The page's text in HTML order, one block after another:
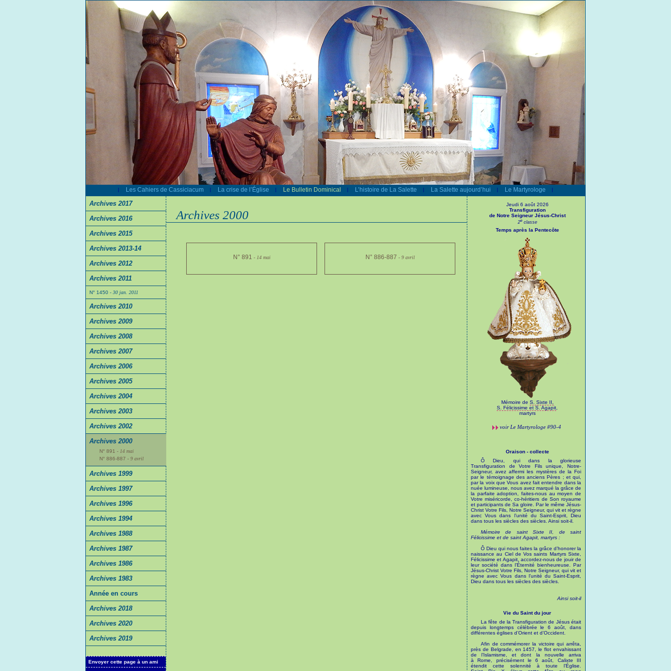
| Les Cahiers de Cassiciacum | La crise de l’Église | Le Bulletin Dominical | L’histoire de La Salette | La Salette aujourd’hui | Le Martyrologe |
Archives 2017
Archives 2016
Archives 2015
Archives 2013-14
Archives 2012
Archives 2011
N° 1450 - 30 jan. 2011
Archives 2010
Archives 2009
Archives 2008
Archives 2007
Archives 2006
Archives 2005
Archives 2004
Archives 2003
Archives 2002
Archives 2000
N° 891 - 14 mai
N° 886-887 - 9 avril
Archives 1999
Archives 1997
Archives 1996
Archives 1994
Archives 1988
Archives 1987
Archives 1986
Archives 1983
Année en cours
Archives 2018
Archives 2020
Archives 2019
Envoyer cette page à un ami
Archives 2000
N° 891 - 14 mai N° 886-887 - 9 avril
Jeudi 6 août 2026
Transfiguration
de Notre Seigneur Jésus-Christ
2eclasse
Temps après la Pentecôte
Mémoire de S. Sixte II,
S. Félicissime et S. Agapit
martyrs
voir Le Martyrologe#90-4
Oraison - collecte
Ô Dieu, qui dans la glorieuse
Transfiguration de Votre Fils unique, Notre-
Seigneur, avez affermi les mystères de la Foi
par le témoignage des anciens Pères ; et qui,
par la voix que Vous avez fait entendre dans la
nuée lumineuse, nous avez marqué la grâce de
la parfaite adoption, faites-nous au moyen de
Votre miséricorde, co-héritiers de Son royaume
et participants de Sa gloire. Par le même Jésus-
Christ Votre Fils, Notre Seigneur, qui vit et règne
avec Vous dans l’unité du Saint-Esprit, Dieu
dans tous les siècles des siècles. Ainsi soit-il.
Mémoire de saint Sixte II, de saint
Félicissime et de saint Agapit, martyrs :
Ô Dieu qui nous faites la grâce d’honorer la
naissance au Ciel de Vos saints Martyrs Sixte,
Félicissime et Agapit, accordez-nous de jouir de
leur société dans l’Éternité bienheureuse. Par
Jésus-Christ Votre Fils, Notre Seigneur, qui vit et
règne avec Vous dans l’unité du Saint-Esprit,
Dieu dans tous les siècles des siècles.
Ainsi soit-il
Vie du Saint du jour
La fête de la Transfiguration de Jésus était
depuis longtemps célébrée le 6 août, dans
différentes églises d’Orient et d’Occident.
Afin de commémorer la victoire qui arrêta,
près de Belgrade, en 1457, le flot envahissant
de l’Islamisme, et dont la nouvelle arriva
à Rome, précisément le 6 août, Calixte III
étendit cette solennité à toute l’Église.